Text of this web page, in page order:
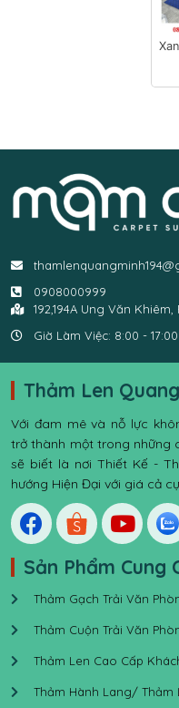
0908000999
192,194A Ung Văn
Giờ Làm Việc: 8:00 - 17:00
Thảm Len
Với đam mê và nỗ lực
trở thành một trong những
sẽ biết là nơi Thiết Kế -
hướng Hiện Đại với giá cả
Sản Phẩm Cung
Thảm Gạch Trải Văn
Thảm Cuộn Trải Văn
Thảm Len Cao Cấp
Thảm Hành Lang/ Thảm